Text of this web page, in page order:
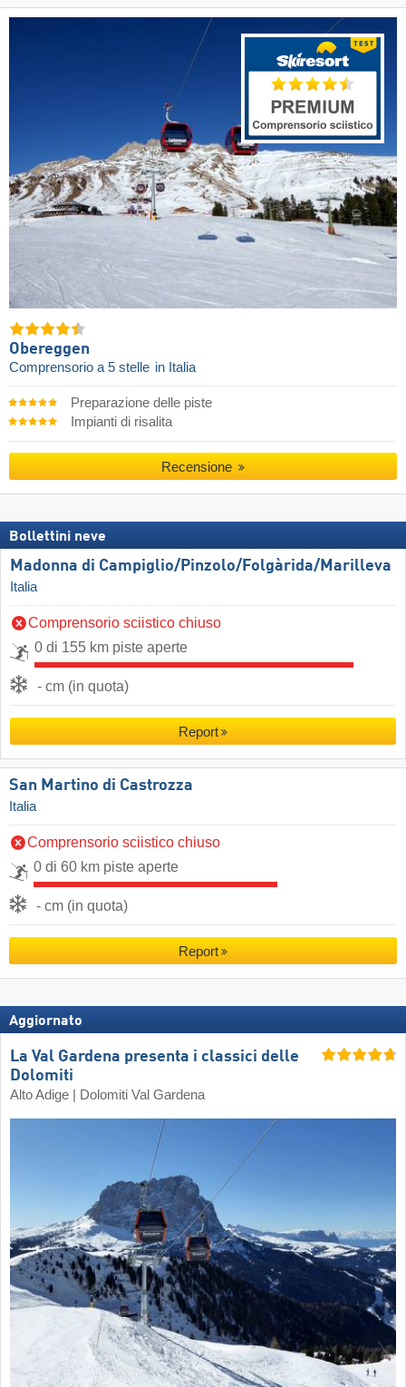
Obereggen
Comprensorio a 5 stelle in Italia
Preparazione delle piste
Impianti di risalita
Recensione
Bollettini neve
Madonna di Campiglio/​Pinzolo/​Folgàrida/​Marilleva
Italia
Comprensorio sciistico chiuso
0 di 155 km piste aperte
- cm (in quota)
Report
San Martino di Castrozza
Italia
Comprensorio sciistico chiuso
0 di 60 km piste aperte
- cm (in quota)
Report
Aggiornato
La Val Gardena presenta i classici delle
Dolomiti
Alto Adige | Dolomiti Val Gardena